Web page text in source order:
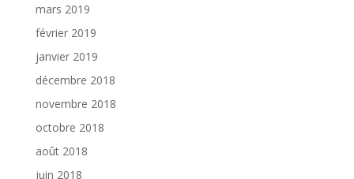
mars 2019
février 2019
janvier 2019
décembre 2018
novembre 2018
octobre 2018
août 2018
juin 2018